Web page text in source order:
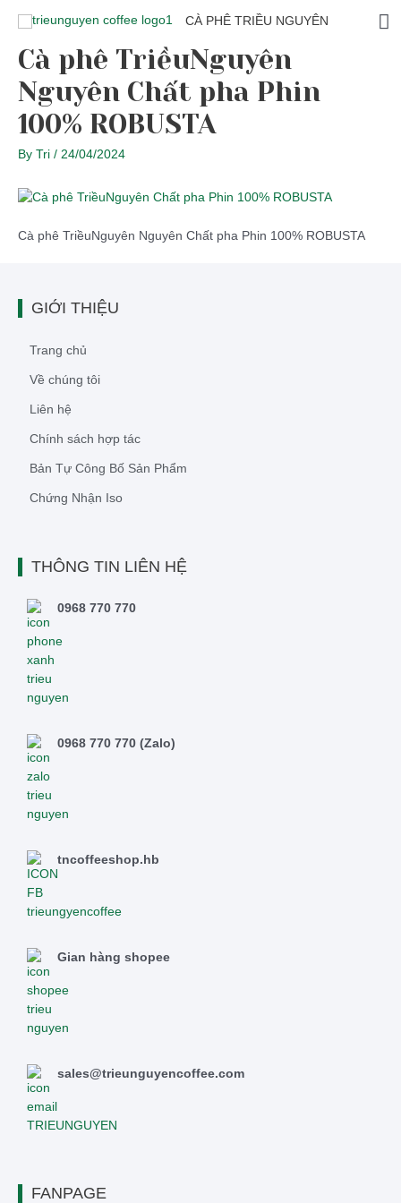
CÀ PHÊ TRIỀU NGUYÊN
Cà phê TriềuNguyên
Nguyên Chất pha Phin
100% ROBUSTA
By Tri / 24/04/2024
Cà phê TriềuNguyên Nguyên Chất pha Phin 100% ROBUSTA
GIỚI THIỆU
Trang chủ
Về chúng tôi
Liên hệ
Chính sách hợp tác
Bản Tự Công Bố Sản Phẩm
Chứng Nhận Iso
THÔNG TIN LIÊN HỆ
0968 770 770
0968 770 770 (Zalo)
tncoffeeshop.hb
Gian hàng shopee
sales@trieunguyencoffee.com
FANPAGE